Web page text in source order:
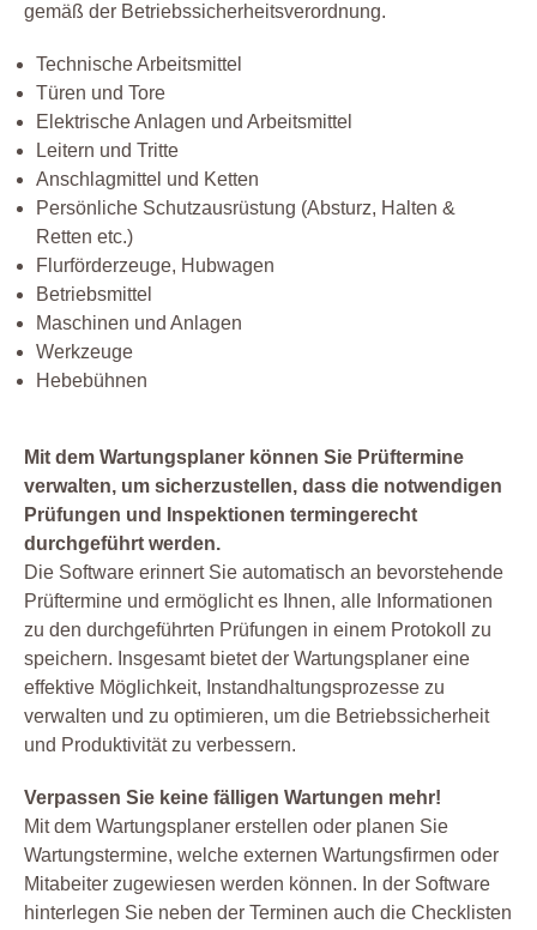
gemäß der Betriebssicherheitsverordnung.
Technische Arbeitsmittel
Türen und Tore
Elektrische Anlagen und Arbeitsmittel
Leitern und Tritte
Anschlagmittel und Ketten
Persönliche Schutzausrüstung (Absturz, Halten &
Retten etc.)
Flurförderzeuge, Hubwagen
Betriebsmittel
Maschinen und Anlagen
Werkzeuge
Hebebühnen
Mit dem Wartungsplaner können Sie Prüftermine
verwalten, um sicherzustellen, dass die notwendigen
Prüfungen und Inspektionen termingerecht
durchgeführt werden.
Die Software erinnert Sie automatisch an bevorstehende
Prüftermine und ermöglicht es Ihnen, alle Informationen
zu den durchgeführten Prüfungen in einem Protokoll zu
speichern. Insgesamt bietet der Wartungsplaner eine
effektive Möglichkeit, Instandhaltungsprozesse zu
verwalten und zu optimieren, um die Betriebssicherheit
und Produktivität zu verbessern.
Verpassen Sie keine fälligen Wartungen mehr!
Mit dem Wartungsplaner erstellen oder planen Sie
Wartungstermine, welche externen Wartungsfirmen oder
Mitabeiter zugewiesen werden können. In der Software
hinterlegen Sie neben der Terminen auch die Checklisten